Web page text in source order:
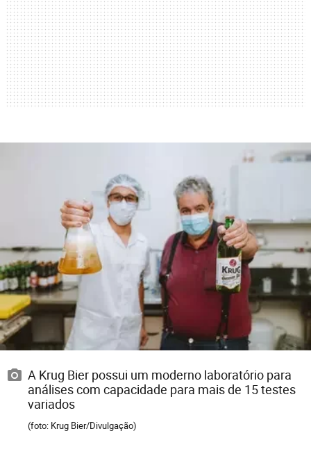
A Krug Bier possui um moderno laboratório para
análises com capacidade para mais de 15 testes
variados
(foto: Krug Bier/Divulgação)